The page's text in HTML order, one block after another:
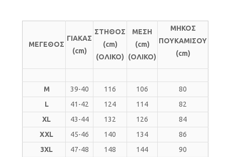
ΜΕΓΕΘΟΣ
ΓΙΑΚΑΣ
(cm)
ΣΤΗΘΟΣ
(cm)
(ΟΛΙΚΟ)
ΜΕΣΗ
(cm)
(ΟΛΙΚΟ)
ΜΗΚΟΣ
ΠΟΥΚΑΜΙΣΟΥ
(cm)
M 39-40 116 106
80
L
41-42 124 114
82
XL
43-44 132 126
84
XXL
45-46 140 134
86
3XL
47-48 148 144 90